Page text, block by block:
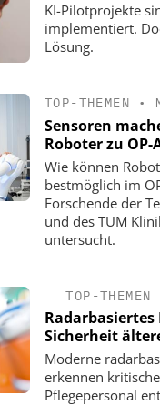
KI-Pilotprojekte
implementiert.
Lösung.
TOP-THEMEN •
Sensoren
Roboter zu
Wie können
bestmöglich im
Forschende der
und des TUM
untersucht.
TOP-THEMEN
Sicherheit
Moderne
erkennen
Pflegepersonal